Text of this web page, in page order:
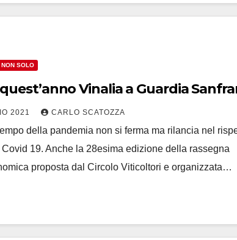
SOLO
Vinalia a Guardia
2021 CARLO SCATOZZA
della pandemia non si ferma ma rilancia nel
Covid 19. Anche la 28esima edizione della rassegna
proposta dal Circolo Viticoltori e organizzata…